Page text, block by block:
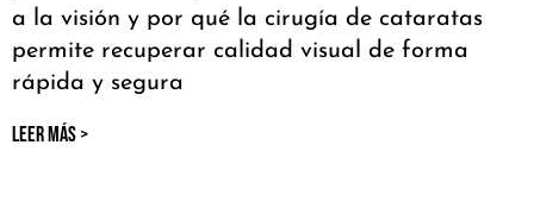
a la visión y por qué la cirugía de cataratas
permite recuperar calidad visual de forma
rápida y segura
LEER MÁS >